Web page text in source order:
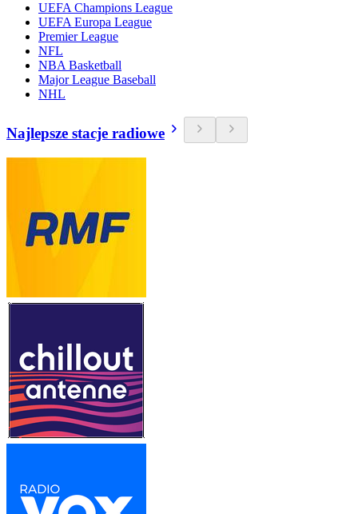
UEFA Champions League
UEFA Europa League
Premier League
NFL
NBA Basketball
Major League Baseball
NHL
Najlepsze stacje radiowe